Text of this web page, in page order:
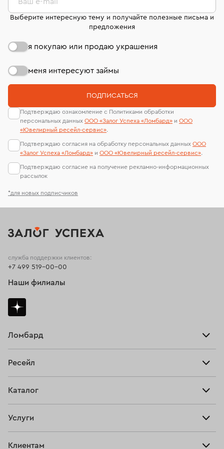
*для новых подписчиков
Выберите интересную тему и получайте полезные письма и
предложения
я покупаю или продаю украшения
меня интересуют займы
ПОДПИСАТЬСЯ
Подтверждаю ознакомление с Политиками обработки
персональных данных ООО «Залог Успеха «Ломбард» и ООО
«Ювелирный ресейл-сервиc».
Подтверждаю согласия на обработку персональных данных ООО
«Залог Успеха «Ломбард» и ООО «Ювелирный ресейл-сервиc».
Подтверждаю согласие на получение рекламно-информационных
рассылок
Ломбард
Тарифы
Ресейл
Купить
Каталог
Серьги
Услуги
Клиентам
служба поддержки клиентов:
+7 499 519-00-00
Наши филиалы